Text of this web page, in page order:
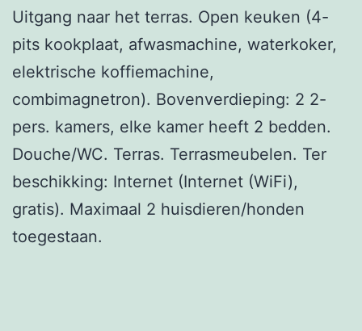
Uitgang naar het terras. Open keuken (4-
pits kookplaat, afwasmachine, waterkoker,
elektrische koffiemachine,
combimagnetron). Bovenverdieping: 2 2-
pers. kamers, elke kamer heeft 2 bedden.
Douche/WC. Terras. Terrasmeubelen. Ter
beschikking: Internet (Internet (WiFi),
gratis). Maximaal 2 huisdieren/honden
toegestaan.